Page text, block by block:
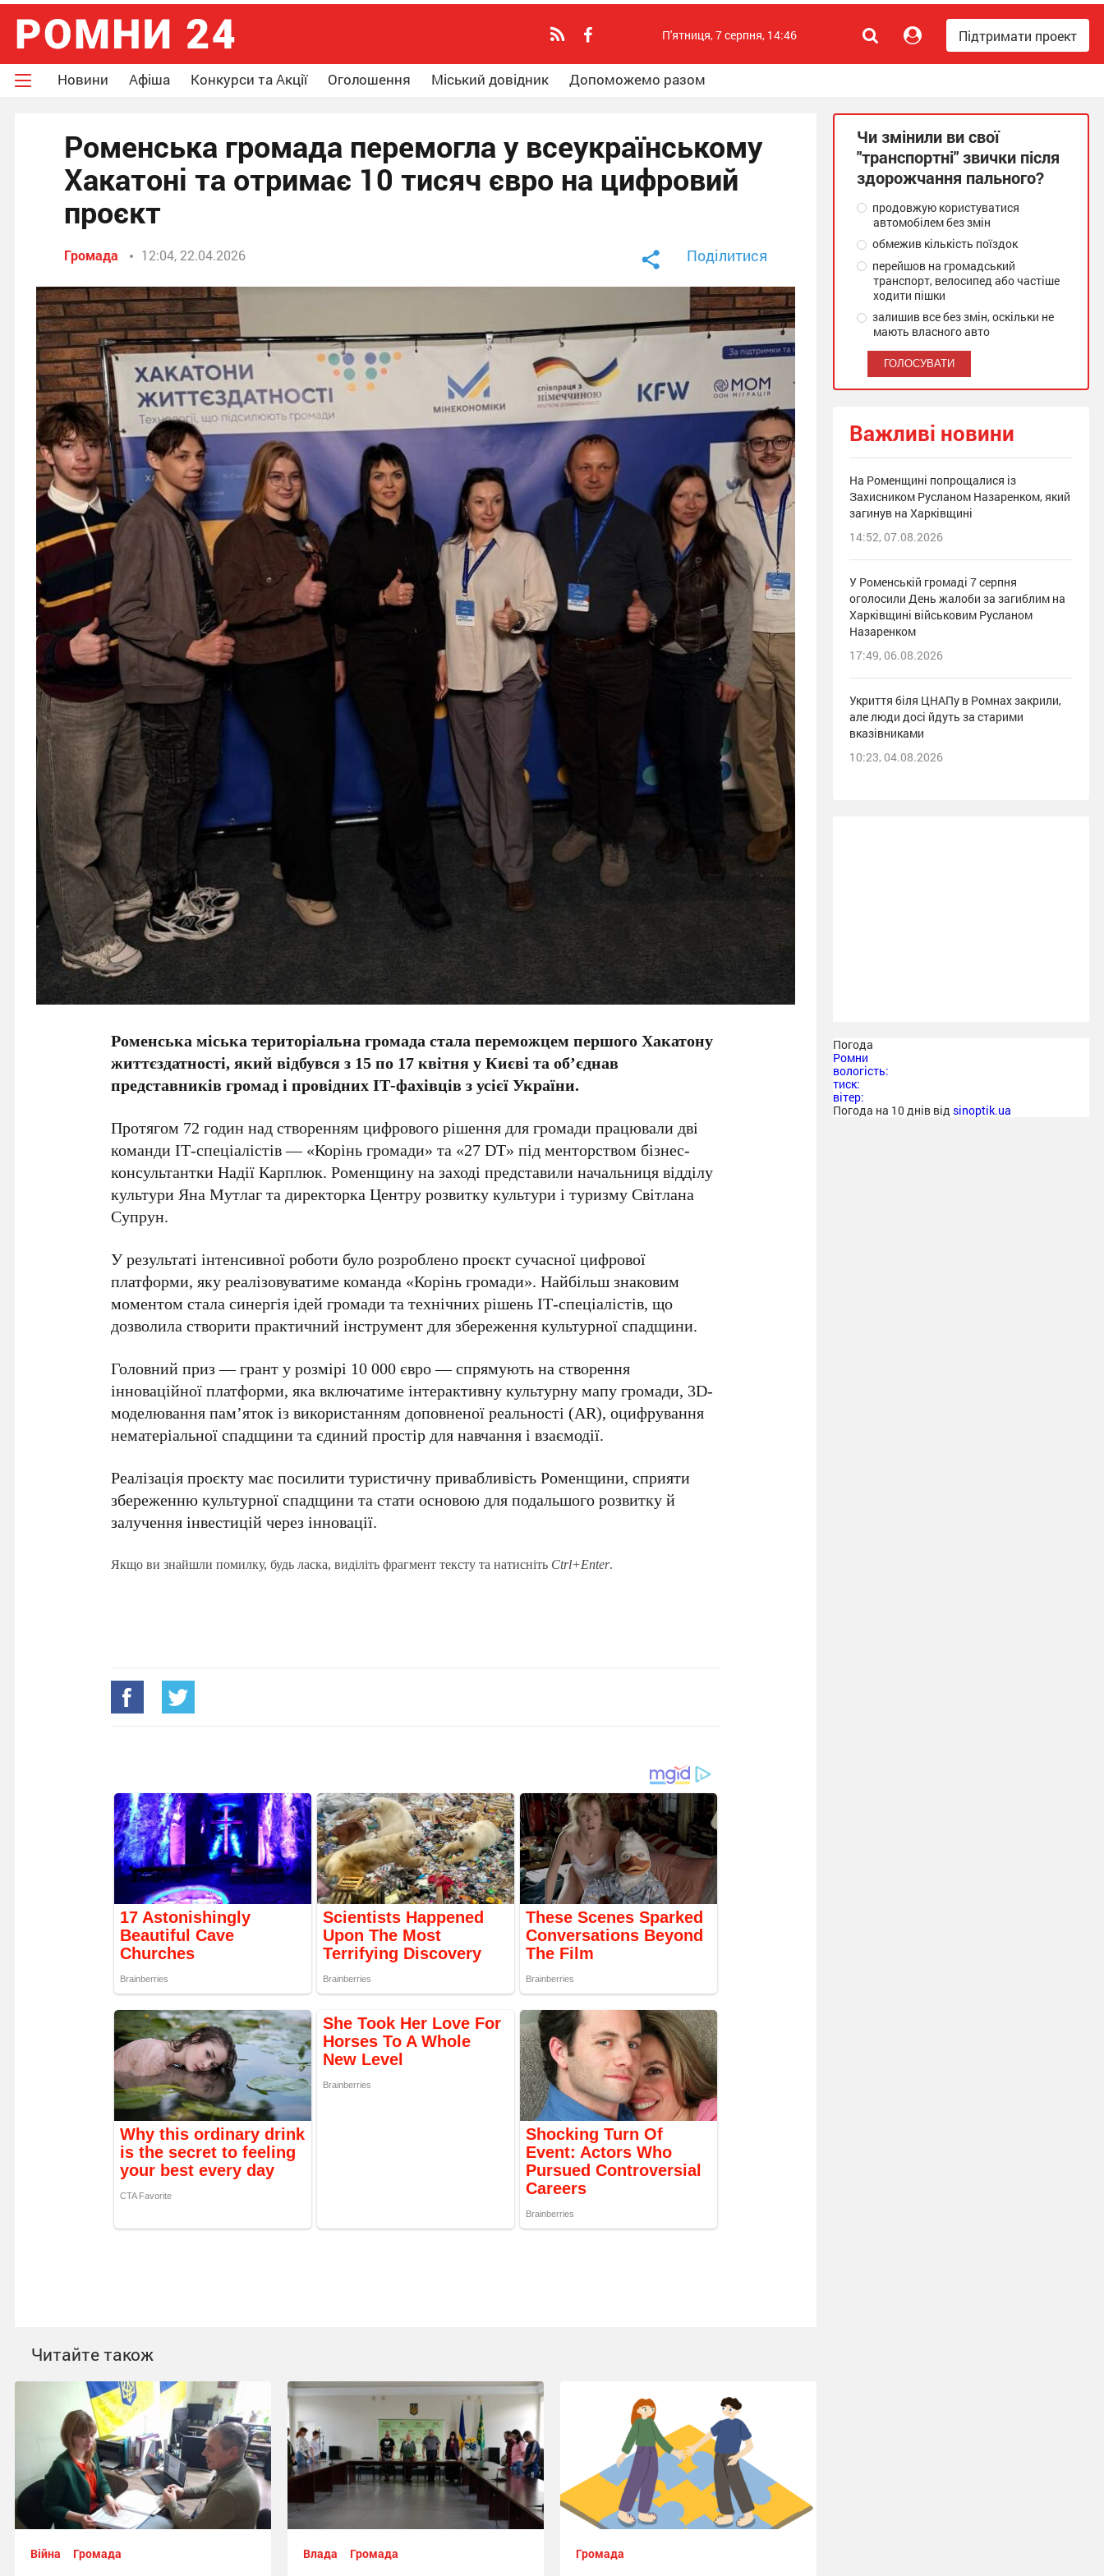
Підтримати проект
П'ятниця, 7 серпня, 14:46
Новини Афіша Конкурси та Акції Оголошення Міський довідник Допоможемо разом
Роменська громада перемогла у всеукраїнському
Хакатоні та отримає 10 тисяч євро на цифровий
проєкт
Громада 12:04, 22.04.2026 Поділитися
Роменська міська територіальна громада стала переможцем першого Хакатону
життєздатності, який відбувся з 15 по 17 квітня у Києві та об’єднав
представників громад і провідних ІТ-фахівців з усієї України.
Протягом 72 годин над створенням цифрового рішення для громади працювали дві
команди ІТ-спеціалістів — «Корінь громади» та «27 DT» під менторством бізнес-
консультантки Надії Карплюк. Роменщину на заході представили начальниця відділу
культури Яна Мутлаг та директорка Центру розвитку культури і туризму Світлана
Супрун.
У результаті інтенсивної роботи було розроблено проєкт сучасної цифрової
платформи, яку реалізовуватиме команда «Корінь громади». Найбільш знаковим
моментом стала синергія ідей громади та технічних рішень ІТ-спеціалістів, що
дозволила створити практичний інструмент для збереження культурної спадщини.
Головний приз — грант у розмірі 10 000 євро — спрямують на створення
інноваційної платформи, яка включатиме інтерактивну культурну мапу громади, 3D-
моделювання пам’яток із використанням доповненої реальності (AR), оцифрування
нематеріальної спадщини та єдиний простір для навчання і взаємодії.
Реалізація проєкту має посилити туристичну привабливість Роменщини, сприяти
збереженню культурної спадщини та стати основою для подальшого розвитку й
залучення інвестицій через інновації.
Якщо ви знайшли помилку, будь ласка, виділіть фрагмент тексту та натисніть Ctrl+Enter.
Читайте також
Війна Громада Влада Громада Громада
Чи змінили ви свої
"транспортні" звички після
здорожчання пального?
продовжую користуватися
автомобілем без змін
обмежив кількість поїздок
перейшов на громадський
транспорт, велосипед або частіше
ходити пішки
залишив все без змін, оскільки не
мають власного авто
Важливі новини
На Роменщині попрощалися із
Захисником Русланом Назаренком, який
загинув на Харківщині
14:52, 07.08.2026
У Роменській громаді 7 серпня
оголосили День жалоби за загиблим на
Харківщині військовим Русланом
Назаренком
17:49, 06.08.2026
Укриття біля ЦНАПу в Ромнах закрили,
але люди досі йдуть за старими
вказівниками
10:23, 04.08.2026
Погода
Ромни
вологість:
тиск:
вітер:
Погода на 10 днів від sinoptik.ua